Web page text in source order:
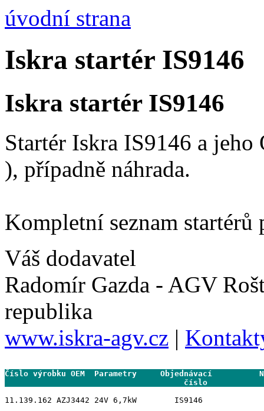
úvodní strana
Iskra startér IS9146
Iskra startér IS9146
Startér Iskra IS9146 a
), případně náhrada.
Kompletní seznam
Váš dodavatel
Radomír Gazda - AGV
republika
www.iskra-agv.cz |
Číslo výrobku OEM  Parametry